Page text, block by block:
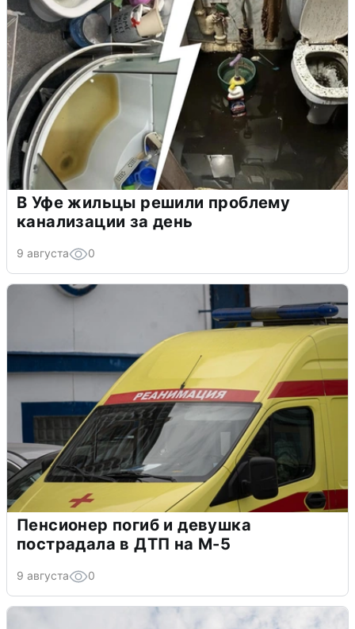
В Уфе жильцы решили проблему
канализации за день
9 августа 0
Пенсионер погиб и девушка
пострадала в ДТП на М-5
9 августа 0